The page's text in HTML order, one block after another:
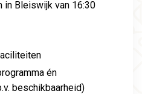
in Bleiswijk van 16:30
én
beschikbaarheid)